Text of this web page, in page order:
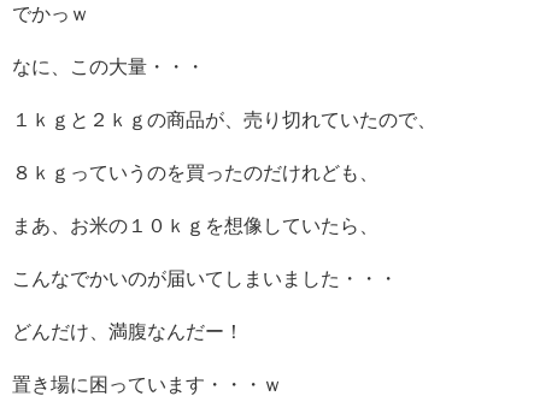
でかっｗ
なに、この大量・・・
１ｋｇと２ｋｇの商品が、売り切れていたので、
８ｋｇっていうのを買ったのだけれども、
まあ、お米の１０ｋｇを想像していたら、
こんなでかいのが届いてしまいました・・・
どんだけ、満腹なんだー！
置き場に困っています・・・ｗ